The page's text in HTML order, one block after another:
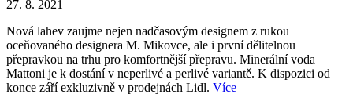
27. 8. 2021
Nová lahev zaujme nejen nadčasovým designem z rukou
oceňovaného designera M. Mikovce, ale i první dělitelnou
přepravkou na trhu pro komfortnější přepravu. Minerální voda
Mattoni je k dostání v neperlivé a perlivé variantě. K dispozici od
konce září exkluzivně v prodejnách Lidl. Více